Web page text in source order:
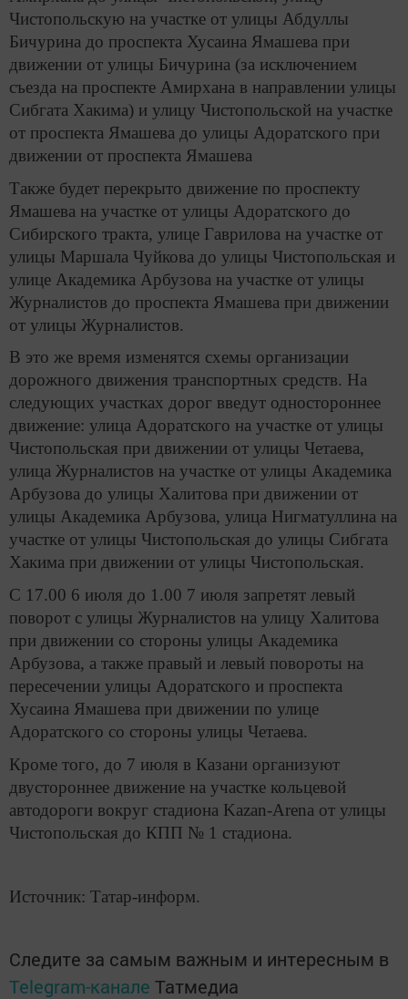
Чистопольскую на участке от улицы Абдуллы
Бичурина до проспекта Хусаина Ямашева при
движении от улицы Бичурина (за исключением
съезда на проспекте Амирхана в направлении улицы
Сибгата Хакима) и улицу Чистопольской на участке
от проспекта Ямашева до улицы Адоратского при
движении от проспекта Ямашева
Также будет перекрыто движение по проспекту
Ямашева на участке от улицы Адоратского до
Сибирского тракта, улице Гаврилова на участке от
улицы Маршала Чуйкова до улицы Чистопольская и
улице Академика Арбузова на участке от улицы
Журналистов до проспекта Ямашева при движении
от улицы Журналистов.
В это же время изменятся схемы организации
дорожного движения транспортных средств. На
следующих участках дорог введут одностороннее
движение: улица Адоратского на участке от улицы
Чистопольская при движении от улицы Четаева,
улица Журналистов на участке от улицы Академика
Арбузова до улицы Халитова при движении от
улицы Академика Арбузова, улица Нигматуллина на
участке от улицы Чистопольская до улицы Сибгата
Хакима при движении от улицы Чистопольская.
С 17.00 6 июля до 1.00 7 июля запретят левый
поворот с улицы Журналистов на улицу Халитова
при движении со стороны улицы Академика
Арбузова, а также правый и левый повороты на
пересечении улицы Адоратского и проспекта
Хусаина Ямашева при движении по улице
Адоратского со стороны улицы Четаева.
Кроме того, до 7 июля в Казани организуют
двустороннее движение на участке кольцевой
автодороги вокруг стадиона Kazan-Arena от улицы
Чистопольская до КПП № 1 стадиона.
Источник: Татар-информ.
Следите за самым важным и интересным в
Telegram-канале Татмедиа